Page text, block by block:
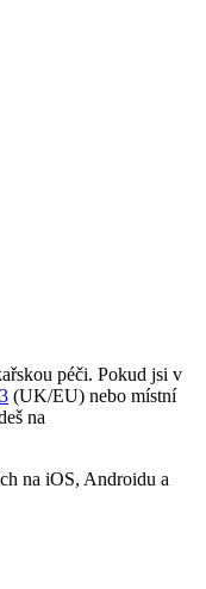
péči. Pokud jsi v
(UK/EU) nebo místní
na
na iOS, Androidu a